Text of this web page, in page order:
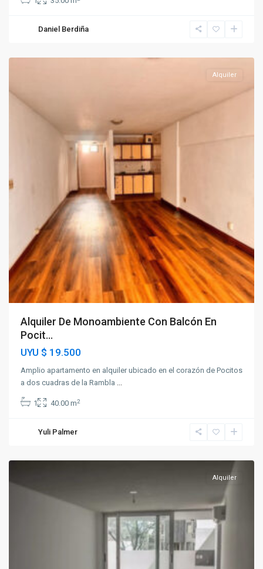
Daniel Berdiña
Alquiler
Alquiler De Monoambiente Con Balcón En
Pocit...
UYU $ 19.500
Amplio apartamento en alquiler ubicado en el corazón de Pocitos
a dos cuadras de la Rambla ...
1 40.00 m2
Yuli Palmer
Alquiler